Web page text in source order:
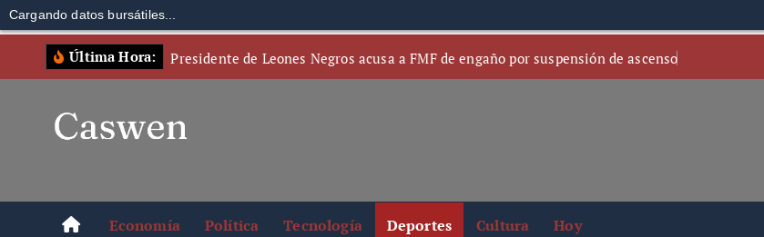
Cargando datos bursátiles...
Última Hora: Presidente de Leones Negros acusa a FMF de engaño por suspensión de ascenso
Economía Política Tecnología Deportes Cultura Hoy